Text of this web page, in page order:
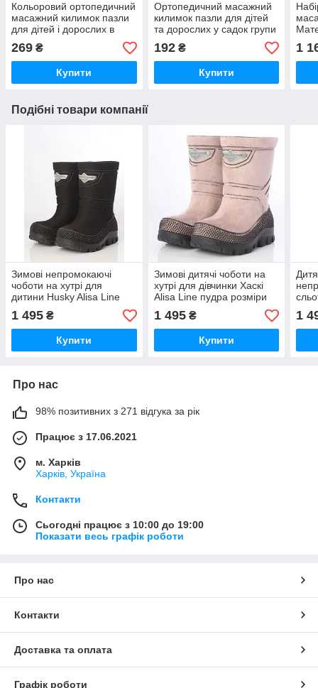
Кольоровий ортопедичний
масажний килимок пазли
для дітей і дорослих в
садочок групи раннього
розвитку додому Ортек
Ortek
269 ₴
Купити
Ортопедичний масажний
килимок пазли для дітей
та дорослих у садок групи
раннього розвитку додому
Ортек Ortek
192₴
Купити
1
Подібні товари компанії
Зимові непромокаючі
чоботи на хутрі для
дитини Husky Alisa Line
1 495 ₴
Купити
Зимові дитячі чоботи на
хутрі для дівчинки Хаскі
Alisa Line пудра розміри
1 495₴
Купити
1
Про нас
98% позитивних з 271 відгука за рік
Працює з 17.06.2021
м. Харків
Харків, Україна
Контакти
Сьогодні працює з 10:00 до 19:00
Показати весь графік роботи
Про нас
Контакти
Доставка та оплата
Графік роботи